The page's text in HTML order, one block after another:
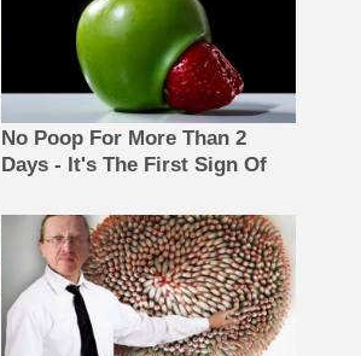
No Poop For More Than 2
Days - It's The First Sign Of